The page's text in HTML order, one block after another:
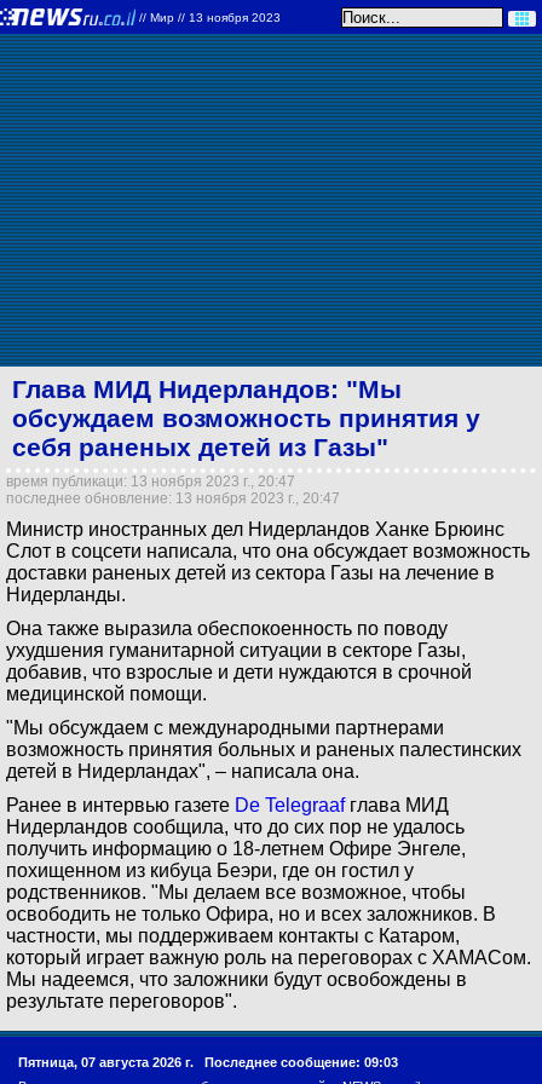
// Мир // 13 ноября 2023
Глава МИД Нидерландов: "Мы
обсуждаем возможность принятия у
себя раненых детей из Газы"
время публикаци: 13 ноября 2023 г., 20:47
последнее обновление: 13 ноября 2023 г., 20:47
Министр иностранных дел Нидерландов Ханке Брюинс
Слот в соцсети написала, что она обсуждает возможность
доставки раненых детей из сектора Газы на лечение в
Нидерланды.
Она также выразила обеспокоенность по поводу
ухудшения гуманитарной ситуации в секторе Газы,
добавив, что взрослые и дети нуждаются в срочной
медицинской помощи.
"Мы обсуждаем с международными партнерами
возможность принятия больных и раненых палестинских
детей в Нидерландах", – написала она.
Ранее в интервью газете De Telegraaf глава МИД
Нидерландов сообщила, что до сих пор не удалось
получить информацию о 18-летнем Офире Энгеле,
похищенном из кибуца Беэри, где он гостил у
родственников. "Мы делаем все возможное, чтобы
освободить не только Офира, но и всех заложников. В
частности, мы поддерживаем контакты с Катаром,
который играет важную роль на переговорах с ХАМАСом.
Мы надеемся, что заложники будут освобождены в
результате переговоров".
Пятница, 07 августа 2026 г. Последнее сообщение: 09:03